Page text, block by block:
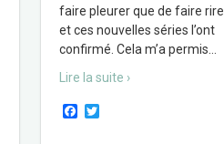
faire pleurer que de faire rire
et ces nouvelles séries l’ont
confirmé. Cela m’a permis
Lire la suite ›
F